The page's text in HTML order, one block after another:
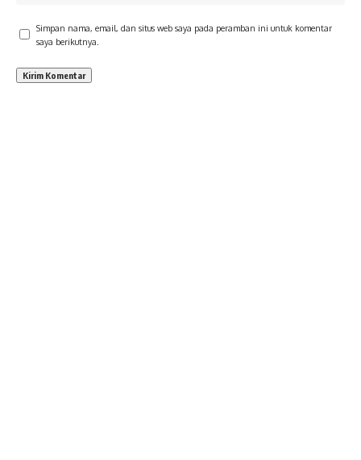
Simpan nama, email, dan situs web saya pada peramban ini untuk komentar
saya berikutnya.